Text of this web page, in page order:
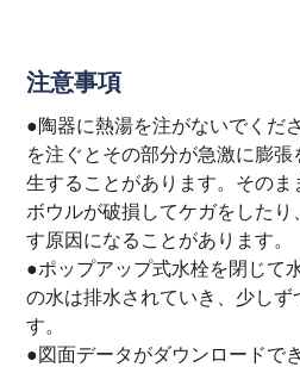
注意事項
●陶器に熱湯を注がないでくだ
を注ぐとその部分が急激に膨
生することがあります。その
ボウルが破損してケガをした
す原因になることがあります。
●ポップアップ式水栓を閉じて
の水は排水されていき、少しず
す。
●図面データがダウンロードで